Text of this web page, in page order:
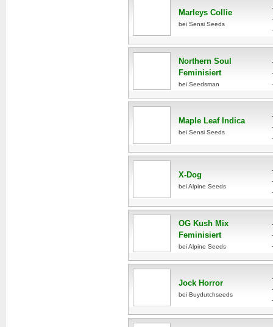
Marleys Collie
bei Sensi Seeds
Northern Soul
Feminisiert
bei Seedsman
Maple Leaf Indica
bei Sensi Seeds
X-Dog
bei Alpine Seeds
OG Kush Mix
Feminisiert
bei Alpine Seeds
Jock Horror
bei Buydutchseeds